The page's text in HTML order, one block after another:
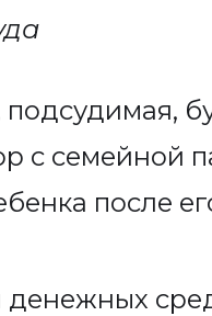
подсудимая,
с семейной
после